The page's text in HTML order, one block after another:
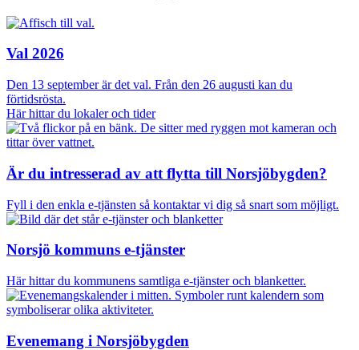
Val 2026
Den 13 september är det val. Från den 26 augusti kan du
förtidsrösta.
Här hittar du lokaler och tider
Är du intresserad av att flytta till Norsjöbygden?
Fyll i den enkla e-tjänsten så kontaktar vi dig så snart som möjligt.
Norsjö kommuns e-tjänster
Här hittar du kommunens samtliga e-tjänster och blanketter.
Evenemang i Norsjöbygden